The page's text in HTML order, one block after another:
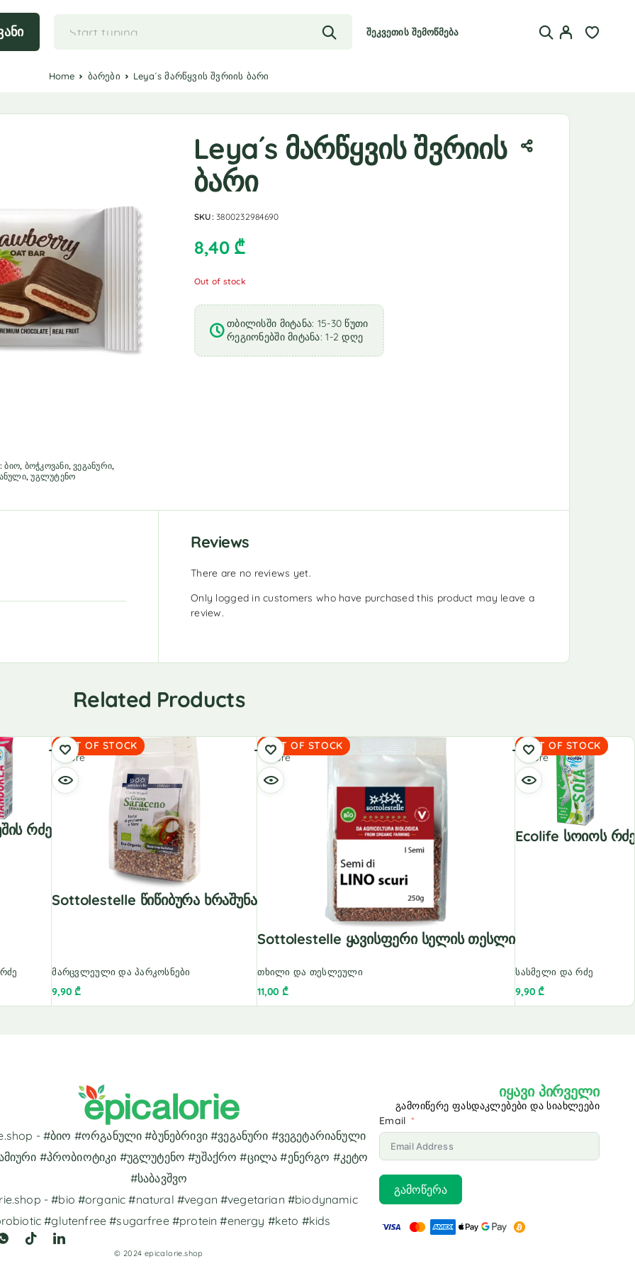
შეკვეთის შემოწმება
Home ბარები Leya´s მარწყვის შვრიის ბარი
ბიო, ბოჭკოვანი,ვეგანური,
,უგლუტენო
Leya´s მარწყვის შვრიის
ბარი
SKU:3800232984690
8,40 ₾
Out of stock
თბილისში მიტანა: 15-30 წუთი
რეგიონებში მიტანა: 1-2 დღე
Reviews
There are no reviews yet.
Only logged in customers who have purchased this product may leave a
review.
Related Products
Რძე
OUT OF STOCK
Sottolestelle Წიწიბურა Ხრაშუნა
მარცვლეული და პარკოსნები
9,90₾
Read
more
OUT OF STOCK
Sottolestelle Ყავისფერი Სელის Თესლი
თხილი და თესლეული
11,00 ₾
Read
more
OUT OF STOCK
Ecolife Სოიოს
სასმელი და რძე
9,90₾
Read
more
- #ბიო #ორგანული #ბუნებრივი #ვეგანური #ვეგეტარიანული
#პრობიოტიკი #უგლუტენო #უშაქრო #ცილა #ენერგო #კეტო
#საბავშვო
- #bio #organic #natural #vegan #vegetarian #biodynamic
#glutenfree #sugarfree #protein #energy #keto #kids
© 2024 epicalorie.shop
იყავი პირველი
გამოიწერე ფასდაკლებები და სიახლეები
Email
გამოწერა